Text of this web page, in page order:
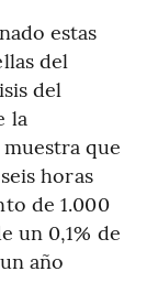
estas
del
del
la
que
horas
de 1.000
un 0,1% de
año